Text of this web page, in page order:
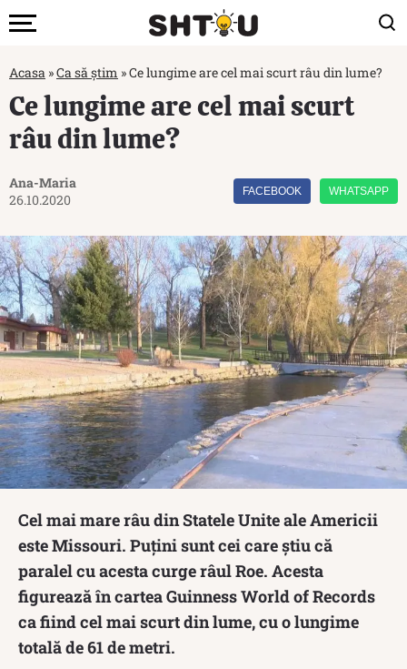
Acasa »Ca să știm »Ce lungime are cel mai scurt râu din lume?
Ce lungime are cel mai scurt
râu din lume?
Ana-Maria
26.10.2020
FACEBOOK WHATSAPP
Cel mai mare râu din Statele Unite ale Americii
este Missouri. Puțini sunt cei care știu că
paralel cu acesta curge râul Roe. Acesta
figurează în cartea Guinness World of Records
ca fiind cel mai scurt din lume, cu o lungime
totală de 61 de metri.